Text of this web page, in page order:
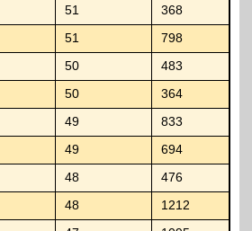
51 368
51 798
50 483
50 364
49 833
49 694
48 476
48 1212